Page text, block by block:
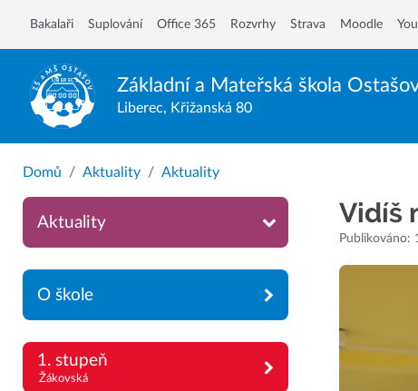
Základní a Mateřská škola
Liberec, Křižanská 80
Bakalaři Suplování Office 365 Rozvrhy Strava Moodle
Domů Aktuality Aktuality
Aktuality
O škole
1. stupeň
Žákovská
Vidíš
Publikováno: